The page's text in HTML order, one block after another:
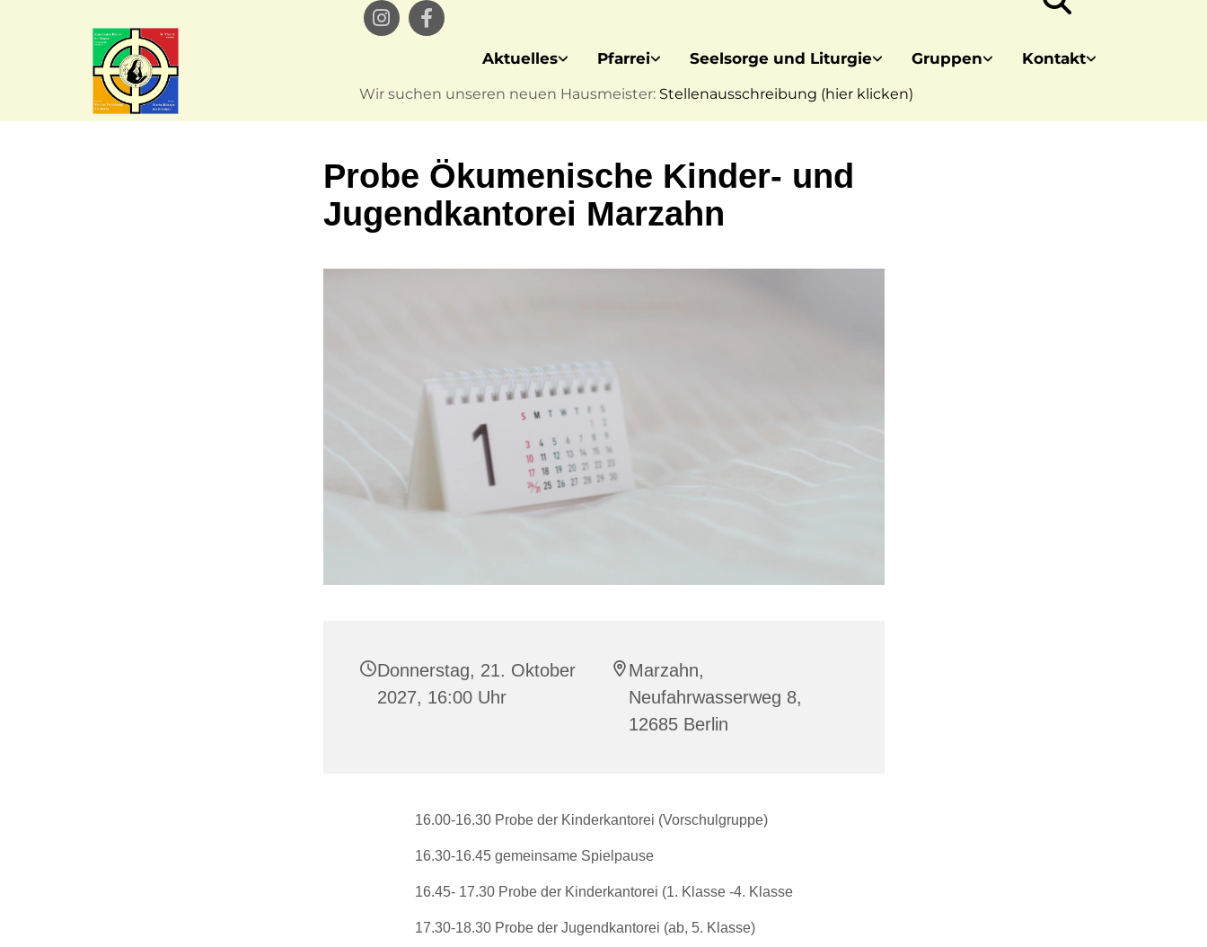
Aktuelles Pfarrei Seelsorge und Liturgie Gruppen Kontakt
Wir suchen unseren neuen Hausmeister: Stellenausschreibung (hier klicken)
Probe Ökumenische Kinder- und
Jugendkantorei Marzahn
Donnerstag, 21. Oktober
2027, 16:00 Uhr
Marzahn,
Neufahrwasserweg 8,
12685 Berlin
16.00-16.30 Probe der Kinderkantorei (Vorschulgruppe)
16.30-16.45 gemeinsame Spielpause
16.45- 17.30 Probe der Kinderkantorei (1. Klasse -4. Klasse
17.30-18.30 Probe der Jugendkantorei (ab, 5. Klasse)